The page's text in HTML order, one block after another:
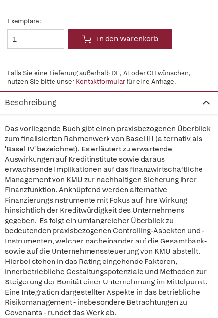
Exemplare:
In den Warenkorb
Falls Sie eine Lieferung außerhalb DE, AT oder CH wünschen,
nutzen Sie bitte unser Kontaktformularfür eine Anfrage.
Beschreibung
Das vorliegende Buch gibt einen praxisbezogenen Überblick
zum finalisierten Rahmenwerk von Basel III (alternativ als
'Basel IV' bezeichnet). Es erläutert zu erwartende
Auswirkungen auf Kreditinstitute sowie daraus
erwachsende Implikationen auf das finanzwirtschaftliche
Management von KMU zur nachhaltigen Sicherung ihrer
Finanzfunktion. Anknüpfend werden alternative
Finanzierungsinstrumente mit Fokus auf ihre Wirkung
hinsichtlich der Kreditwürdigkeit des Unternehmens
gegeben. Es folgt ein umfangreicher Überblick zu
bedeutenden praxisbezogenen Controlling-Aspekten und -
Instrumenten, welcher nacheinander auf die Gesamtbank-
sowie auf die Unternehmenssteuerung von KMU abstellt.
Hierbei stehen in das Rating eingehende Faktoren,
innerbetriebliche Gestaltungspotenziale und Methoden zur
Steigerung der Bonität einer Unternehmung im Mittelpunkt.
Eine Integration dargestellter Aspekte in das betriebliche
Risikomanagement - insbesondere Betrachtungen zu
Covenants - rundet das Werk ab.